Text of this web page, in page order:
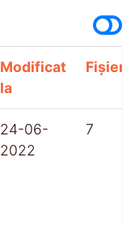
Modificat
la
Fișiere
24-06-
2022
7